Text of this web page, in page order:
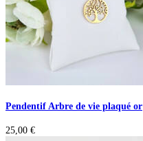
Pendentif Arbre de vie plaqué or
25,00 €